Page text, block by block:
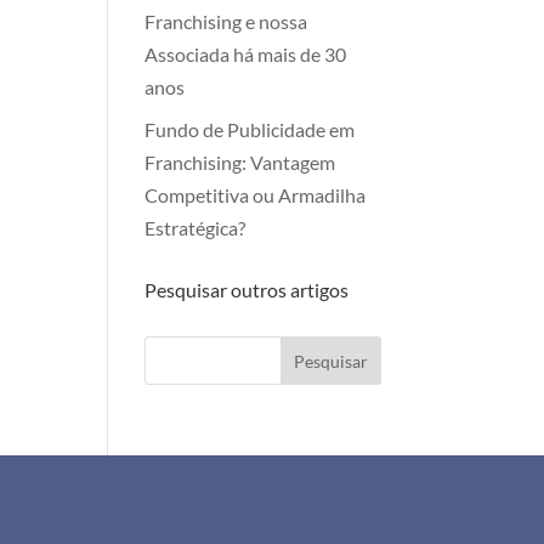
Franchising e nossa
Associada há mais de 30
anos
Fundo de Publicidade em
Franchising: Vantagem
Competitiva ou Armadilha
Estratégica?
Pesquisar outros artigos
Pesquisar